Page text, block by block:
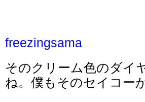
freezingsama
そのクリーム色のダイ
ね。僕もそのセイコー